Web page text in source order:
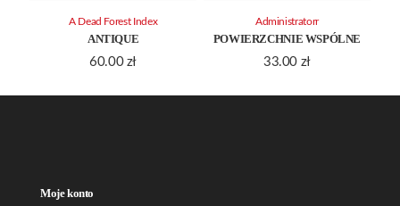
ANTIQUE
60.00 zł
A Dead Forest Index
POWIERZCHNIE WSPÓLNE
33.00 zł
Administratorr
Moje konto